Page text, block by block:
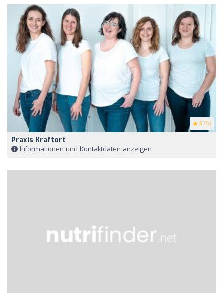
5 (5)
Praxis Kraftort
Informationen und Kontaktdaten anzeigen